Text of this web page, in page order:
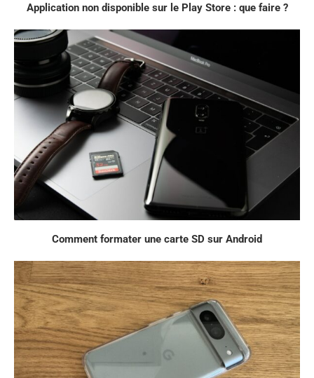
Application non disponible sur le Play Store : que faire ?
Comment formater une carte SD sur Android